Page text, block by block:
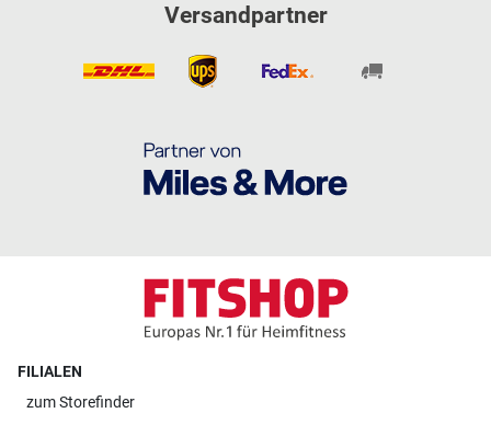
Versandpartner
FILIALEN
zumStorefinder